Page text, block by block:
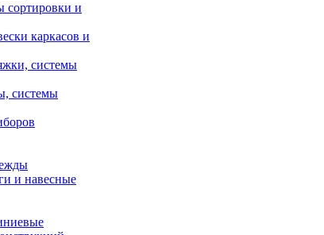
сортировки и
каркасов и
системы
системы
и навесные